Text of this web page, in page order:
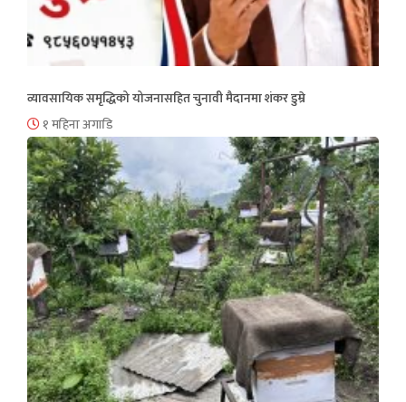
व्यावसायिक समृद्धिको योजनासहित चुनावी मैदानमा शंकर डुम्रे
१ महिना अगाडि